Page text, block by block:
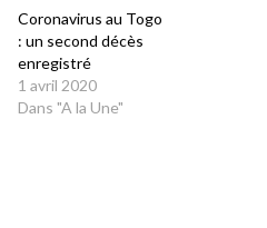
Coronavirus au Togo
: un second décès
enregistré
1 avril 2020
Dans "A la Une"